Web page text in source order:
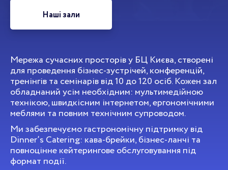
Наші зали
Мережа сучасних просторів у БЦ Києва, створені
для проведення бізнес-зустрічей, конференцій,
тренінгів та семінарів від 10 до 120 осіб. Кожен зал
обладнаний усім необхідним: мультимедійною
технікою, швидкісним інтернетом, ергономічними
меблями та повним технічним супроводом.
Ми забезпечуємо гастрономічну підтримку від
Dinner’s Catering: кава-брейки, бізнес-ланчі та
повноцінне кейтерингове обслуговування під
формат події.